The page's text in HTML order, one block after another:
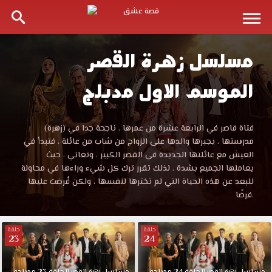
مسلسل
زهرة
القصر
الموسم
الاول
مدبلج
قصة
مسلسل زهرة القصر
الموسم الاول مدبلج
مسلسل
زهرة
الموسم
الاول
مدبلج
عشق
باكثر
من
جودة
(زهرة) فتاة قاصر في الرابعة عشرة من عمرها ، ناجحة جدا في
مدرستها ، يجبرها والدها على الزواج من شاب من عائلة ، فتبدأ في
العيش مع عائلتها الجديدة في القصر الكبير ، وتعاني ، حيث
يعاملها الجميع بشدة ، لذلك تقرر ترك كل شيء وراءها في محاولة
للبعد عن هذه الحياة التي لم تخترها لنفسها ، ولكن فُرضت عليها
فرضًا.
حلقة
24
حلقة
23